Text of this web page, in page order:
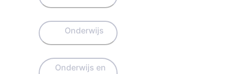
Onderwijs
Onderwijs en